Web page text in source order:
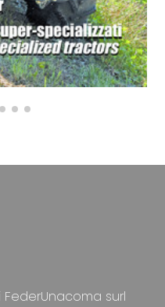
surl